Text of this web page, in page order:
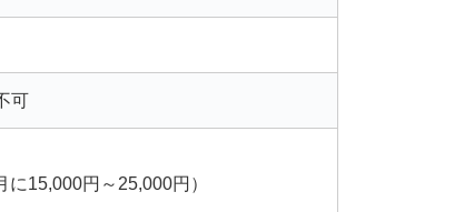
可
15,000円～25,000円）